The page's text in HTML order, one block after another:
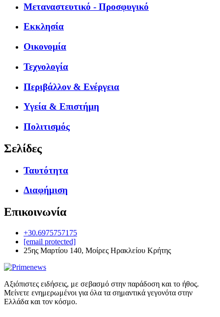
Μεταναστευτικό - Προσφυγικό
Εκκλησία
Οικονομία
Τεχνολογία
Περιβάλλον & Ενέργεια
Υγεία & Επιστήμη
Πολιτισμός
Σελίδες
Ταυτότητα
Διαφήμιση
Επικοινωνία
+30.6975757175
[email protected]
25ης Μαρτίου 140, Μοίρες Ηρακλείου Κρήτης
Αξιόπιστες ειδήσεις, με σεβασμό στην παράδοση και το ήθος.
Μείνετε ενημερωμένοι για όλα τα σημαντικά γεγονότα στην
Ελλάδα και τον κόσμο.